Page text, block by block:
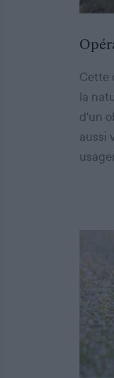
Cette
la
d'un
aussi